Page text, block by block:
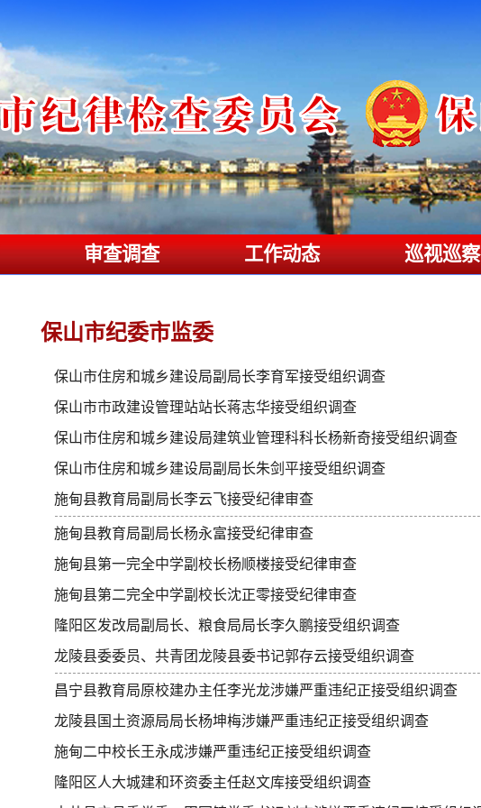
审查调查 工作动态 巡视巡察
保山市纪委市监委
保山市住房和城乡建设局副局长李育军接受组织调查
保山市市政建设管理站站长蒋志华接受组织调查
保山市住房和城乡建设局建筑业管理科科长杨新奇接受组织调查
保山市住房和城乡建设局副局长朱剑平接受组织调查
施甸县教育局副局长李云飞接受纪律审查
施甸县教育局副局长杨永富接受纪律审查
施甸县第一完全中学副校长杨顺楼接受纪律审查
施甸县第二完全中学副校长沈正零接受纪律审查
隆阳区发改局副局长、粮食局局长李久鹏接受组织调查
龙陵县委委员、共青团龙陵县委书记郭存云接受组织调查
昌宁县教育局原校建办主任李光龙涉嫌严重违纪正接受组织调查
龙陵县国土资源局局长杨坤梅涉嫌严重违纪正接受组织调查
施甸二中校长王永成涉嫌严重违纪正接受组织调查
隆阳区人大城建和环资委主任赵文库接受组织调查